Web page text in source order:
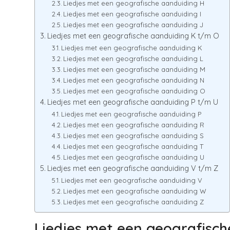
Liedjes met een geografische aanduiding H
Liedjes met een geografische aanduiding I
Liedjes met een geografische aanduiding J
Liedjes met een geografische aanduiding K t/m O
Liedjes met een geografische aanduiding K
Liedjes met een geografische aanduiding L
Liedjes met een geografische aanduiding M
Liedjes met een geografische aanduiding N
Liedjes met een geografische aanduiding O
Liedjes met een geografische aanduiding P t/m U
Liedjes met een geografische aanduiding P
Liedjes met een geografische aanduiding R
Liedjes met een geografische aanduiding S
Liedjes met een geografische aanduiding T
Liedjes met een geografische aanduiding U
Liedjes met een geografische aanduiding V t/m Z
Liedjes met een geografische aanduiding V
Liedjes met een geografische aanduiding W
Liedjes met een geografische aanduiding Z